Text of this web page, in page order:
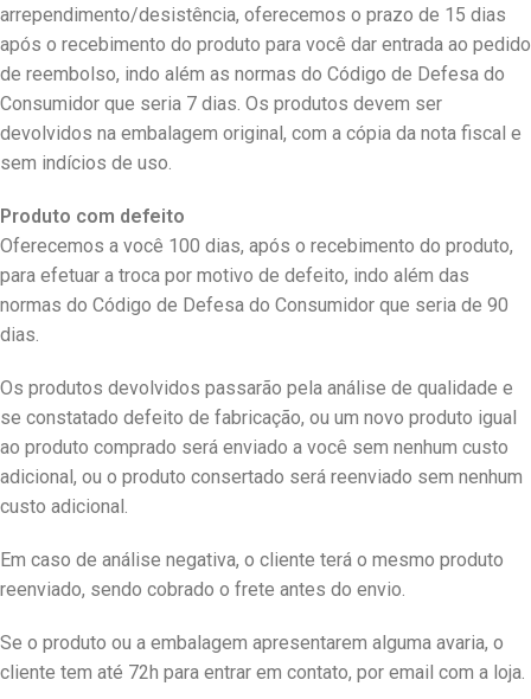
arrependimento/desistência, oferecemos o prazo de 15 dias
após o recebimento do produto para você dar entrada ao pedido
de reembolso, indo além as normas do Código de Defesa do
Consumidor que seria 7 dias. Os produtos devem ser
devolvidos na embalagem original, com a cópia da nota fiscal e
sem indícios de uso.
Produto com defeito
Oferecemos a você 100 dias, após o recebimento do produto,
para efetuar a troca por motivo de defeito, indo além das
normas do Código de Defesa do Consumidor que seria de 90
dias.
Os produtos devolvidos passarão pela análise de qualidade e
se constatado defeito de fabricação, ou um novo produto igual
ao produto comprado será enviado a você sem nenhum custo
adicional, ou o produto consertado será reenviado sem nenhum
custo adicional.
Em caso de análise negativa, o cliente terá o mesmo produto
reenviado, sendo cobrado o frete antes do envio.
Se o produto ou a embalagem apresentarem alguma avaria, o
cliente tem até 72h para entrar em contato, por email com a loja.